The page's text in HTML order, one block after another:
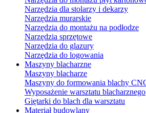
Narzędzia dla stolarzy i dekarzy
Narzędzia murarskie
Narzędzia do montażu na podłodze
Narzędzia sprzętowe
Narzędzia do glazury
Narzędzia do logowania
Maszyny blacharzne
Maszyny blacharze
Maszyny do formowania blachy
Wyposażenie warsztatu blacharznego
Giętarki do blach dla warsztatu
Materiał budowlany